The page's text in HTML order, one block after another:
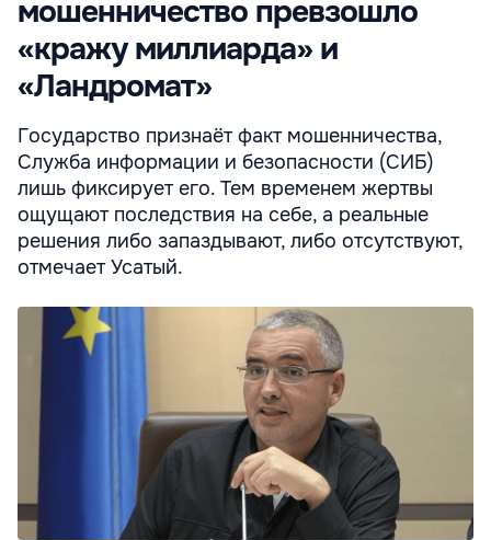
мошенничество превзошло
«кражу миллиарда» и
«Ландромат»
Государство признаёт факт мошенничества,
Служба информации и безопасности (СИБ)
лишь фиксирует его. Тем временем жертвы
ощущают последствия на себе, а реальные
решения либо запаздывают, либо отсутствуют,
отмечает Усатый.